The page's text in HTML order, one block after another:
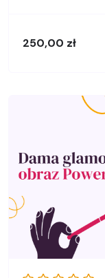
250,00 zł